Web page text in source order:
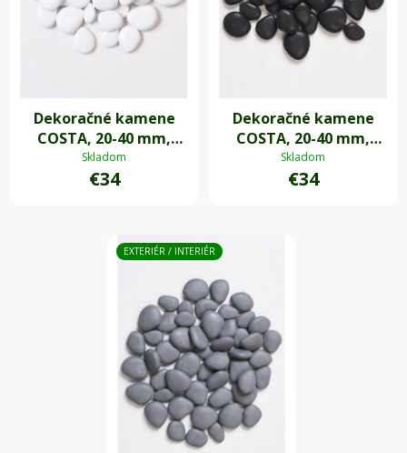
Dekoračné kamene
COSTA, 20-40 mm,
plast, biela
Skladom
€34
Dekoračné kamene
COSTA, 20-40 mm,
plast, čierna
Skladom
€34
EXTERIÉR / INTERIÉR